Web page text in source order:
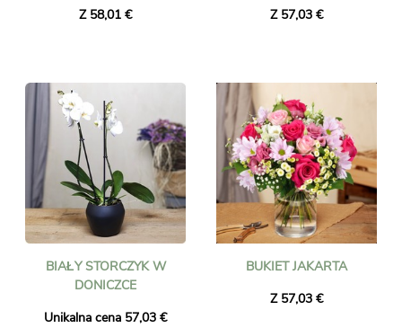
Z 58,01 € Z 57,03 €
BIAŁY STORCZYK W
DONICZCE
Unikalna cena 57,03 €
BUKIET JAKARTA
Z 57,03 €